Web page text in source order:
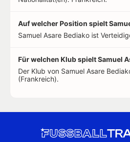
Auf welcher Position spielt
Samuel Asare Bediako ist
Für welchen Klub spielt Samuel
Der Klub von Samuel Asare
(Frankreich).